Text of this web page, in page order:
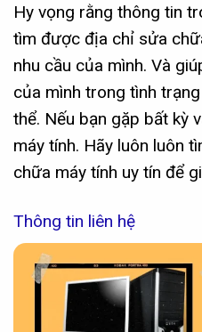
Hy vọng rằng thông tin
tìm được địa chỉ sửa
nhu cầu của mình. Và
của mình trong tình
thể. Nếu bạn gặp bất kỳ
máy tính. Hãy luôn luôn
chữa máy tính uy tín để
Thông tin liên hệ